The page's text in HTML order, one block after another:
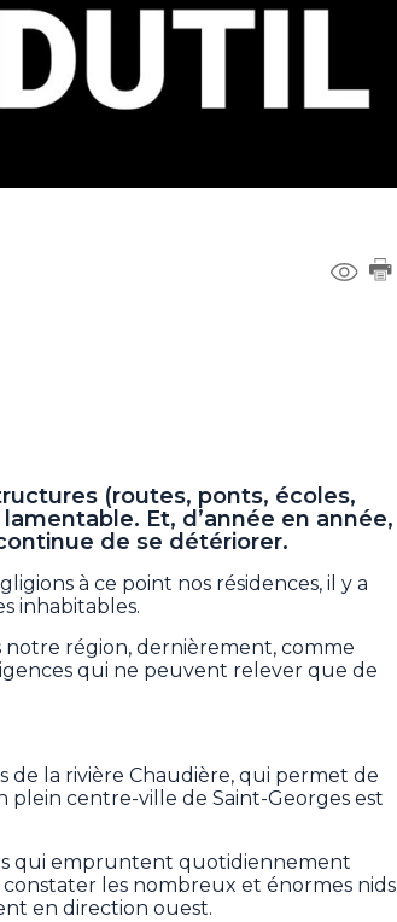
(routes, ponts, écoles,
Et, d’année en année,
de se détériorer.
à ce point nos résidences, il y a
inhabitables.
notre région, dernièrement, comme
qui ne peuvent relever que de
de la rivière Chaudière, qui permet de
plein centre-ville de Saint-Georges est
qui empruntent quotidiennement
les nombreux et énormes nids
en direction ouest.